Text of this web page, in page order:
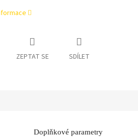
ZEPTAT SE SDÍLET
Doplňkové parametry